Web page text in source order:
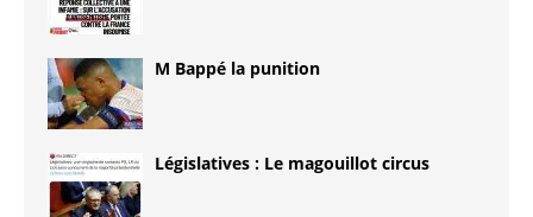
M Bappé la punition
Législatives : Le magouillot circus